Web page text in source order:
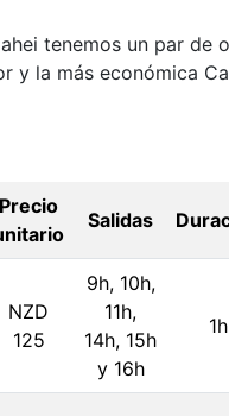
tenemos un par de
y la más económica
Precio
Salidas
NZD
125
9h, 10h,
11h,
14h, 15h
y 16h
1h